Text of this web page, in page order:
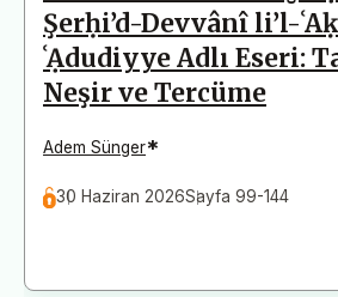
Şerḥi’d-Devvânî li’l-
ʿẠdudiyye Adlı Eseri:
Neşir ve Tercüme
Adem Sünger*
30 Haziran 2026Sayfa 99-144